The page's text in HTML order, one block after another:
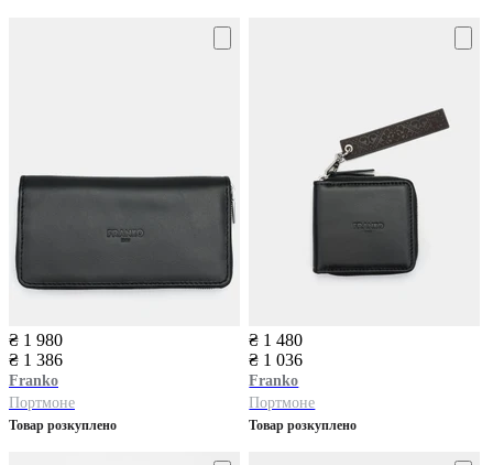
₴ 1 980
₴ 1 386
Franko
Портмоне
Товар розкуплено
₴ 1 480
₴ 1 036
Franko
Портмоне
Товар розкуплено